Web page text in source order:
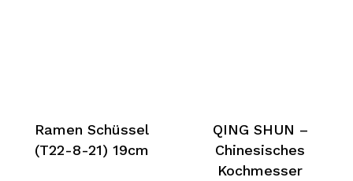
Ramen Schüssel
(T22-8-21) 19cm
QING SHUN –
Chinesisches
Kochmesser